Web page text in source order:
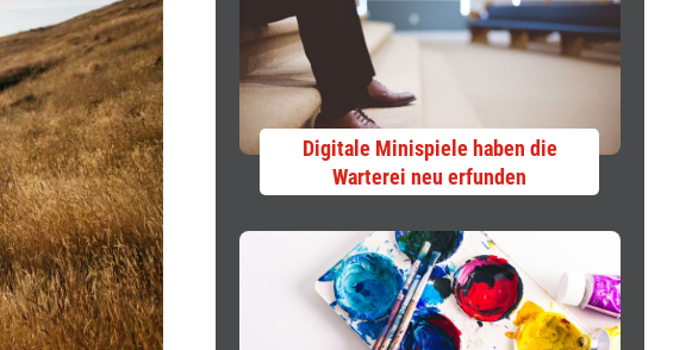
Digitale Minispiele haben die
Warterei neu erfunden